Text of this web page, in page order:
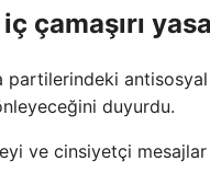
çamaşırı
partilerindeki
duyurdu.
ve cinsiyetçi